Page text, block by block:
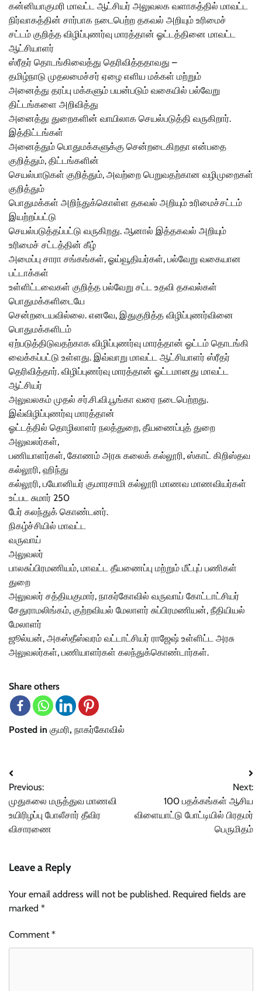
கன்னியாகுமரி மாவட்ட ஆட்சியர் அலுவலக வளாகத்தில் மாவட்ட
நிர்வாகத்தின் சார்பாக நடைபெற்ற தகவல் அறியும் உரிமைச்
சட்டம் குறித்த விழிப்புணர்வு மாரத்தான் ஓட்டத்தினை மாவட்ட
ஆட்சியாளர்
ஸ்ரீதர் தொடங்கிவைத்து தெரிவித்ததாவது –
தமிழ்நாடு முதலமைச்சர் ஏழை எளிய மக்கள் மற்றும்
அனைத்து தரப்பு மக்களும் பயன்படும் வகையில் பல்வேறு
திட்டங்களை அறிவித்து
அனைத்து துறைகளின் வாயிலாக செயல்படுத்தி வருகிறார்.
இத்திட்டங்கள்
அனைத்தும் பொதுமக்களுக்கு சென்றடைகிறதா என்பதை
குறித்தும், திட்டங்களின்
செயல்பாடுகள் குறித்தும், அவற்றை பெறுவதற்கான வழிமுறைகள்
குறித்தும்
பொதுமக்கள் அறிந்துக்கொள்ள தகவல் அறியும் உரிமைச்சட்டம்
இயற்றப்பட்டு
செயல்படுத்தப்பட்டு வருகிறது. ஆனால் இத்தகவல் அறியும்
உரிமைச் சட்டத்தின் கீழ்
அமைப்பு சாரா சங்கங்கள், ஓய்வூதியர்கள், பல்வேறு வகையான
பட்டாக்கள்
உள்ளிட்டவைகள் குறித்த பல்வேறு சட்ட உதவி தகவல்கள்
பொதுமக்களிடையே
சென்றடையவில்லை. எனவே, இதுகுறித்த விழிப்புணர்வினை
பொதுமக்களிடம்
ஏற்படுத்திடுவதற்காக விழிப்புணர்வு மாரத்தான் ஓட்டம் தொடங்கி
வைக்கப்பட்டு உள்ளது. இவ்வாறு மாவட்ட ஆட்சியாளர் ஸ்ரீதர்
தெரிவித்தார். விழிப்புணர்வு மாரத்தான் ஓட்டமானது மாவட்ட
ஆட்சியர்
அலுவலகம் முதல் சர்.சி.வி.பூங்கா வரை நடைபெற்றது.
இவ்விழிப்புணர்வு மாரத்தான்
ஓட்டத்தில் தொழிலாளர் நலத்துறை, தீயணைப்புத் துறை
அலுவலர்கள்,
பணியாளர்கள், கோணம் அரசு கலைக் கல்லூரி, ஸ்காட் கிறிஸ்தவ
கல்லூரி, ஹிந்து
கல்லூரி, பயோனியர் குமாரசாமி கல்லூரி மாணவ மாணவியர்கள்
உட்பட சுமார் 250
பேர் கலந்துக் கொண்டனர்.
நிகழ்ச்சியில் மாவட்ட
வருவாய்
அலுவலர்
பாலசுப்பிரமணியம், மாவட்ட தீயணைப்பு மற்றும் மீட்புப் பணிகள்
துறை
அலுவலர் சத்தியகுமார், நாகர்கோவில் வருவாய் கோட்டாட்சியர்
சேதுராமலிங்கம், குற்றவியல் மேலாளர் சுப்பிரமணியன், நீதியியல்
மேலாளர்
ஜூல்யன், அகஸ்தீஸ்வரம் வட்டாட்சியர் ராஜேஷ் உள்ளிட்ட அரசு
அலுவலர்கள், பணியாளர்கள் கலந்துக்கொண்டார்கள்.
Share others
Posted in குமரி, நாகர்கோவில்
Post
navigation
Previous:
முதுகலை மருத்துவ மாணவி
உயிரிழப்பு போலீசார் தீவிர
விசாரணை
Next:
100 பதக்கங்கள் ஆசிய
விளையாட்டு போட்டியில் பிரதமர்
பெருமிதம்
Leave a Reply
Your email address will not be published. Required fields are
marked *
Comment*